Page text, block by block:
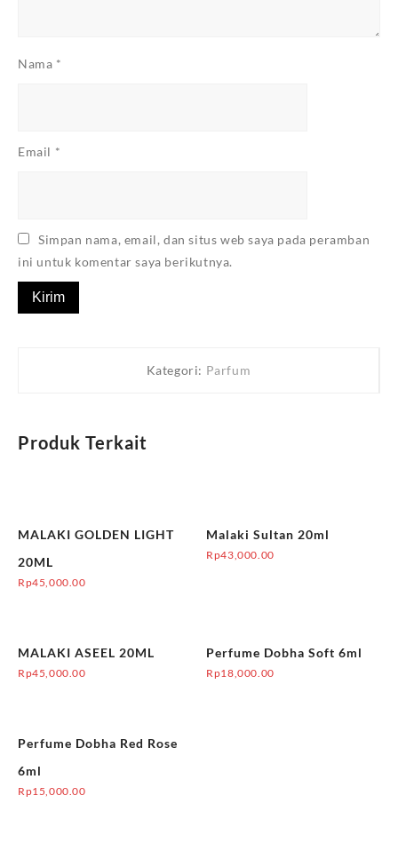
Nama *
Email *
Simpan nama, email, dan situs web saya pada peramban
ini untuk komentar saya berikutnya.
Kategori: Parfum
Produk Terkait
MALAKI GOLDEN LIGHT
20ML
Rp45,000.00
Malaki Sultan 20ml
Rp43,000.00
MALAKI ASEEL 20ML
Rp45,000.00
Perfume Dobha Soft 6ml
Rp18,000.00
Perfume Dobha Red Rose
6ml
Rp15,000.00